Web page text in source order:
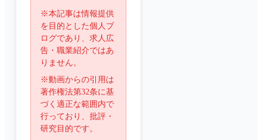
※本記事は情報提供
を目的とした個人ブ
ログであり、求人広
告・職業紹介ではあ
りません。
※動画からの引用は
著作権法第32条に基
づく適正な範囲内で
行っており、批評・
研究目的です。